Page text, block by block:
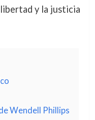
y la justicia
Wendell Phillips